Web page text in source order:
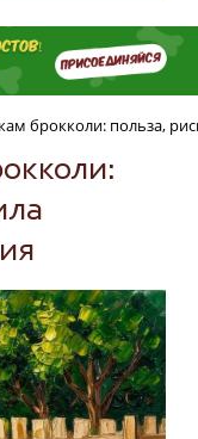
брокколи: польза,